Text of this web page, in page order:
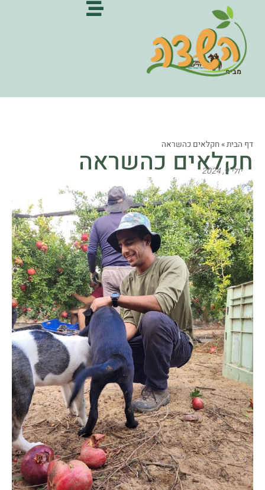
מבית:
דף הבית»חקלאים כהשראה
חקלאים כהשראה
יולי 9, 2024